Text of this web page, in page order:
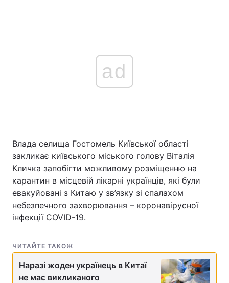
ad
Влада селища Гостомель Київської області
закликає київського міського голову Віталія
Кличка запобігти можливому розміщенню на
карантин в місцевій лікарні українців, які були
евакуйовані з Китаю у зв’язку зі спалахом
небезпечного захворювання – коронавірусної
інфекції COVID-19.
ЧИТАЙТЕ ТАКОЖ
Наразі жоден українець в Китаї
не має викликаного